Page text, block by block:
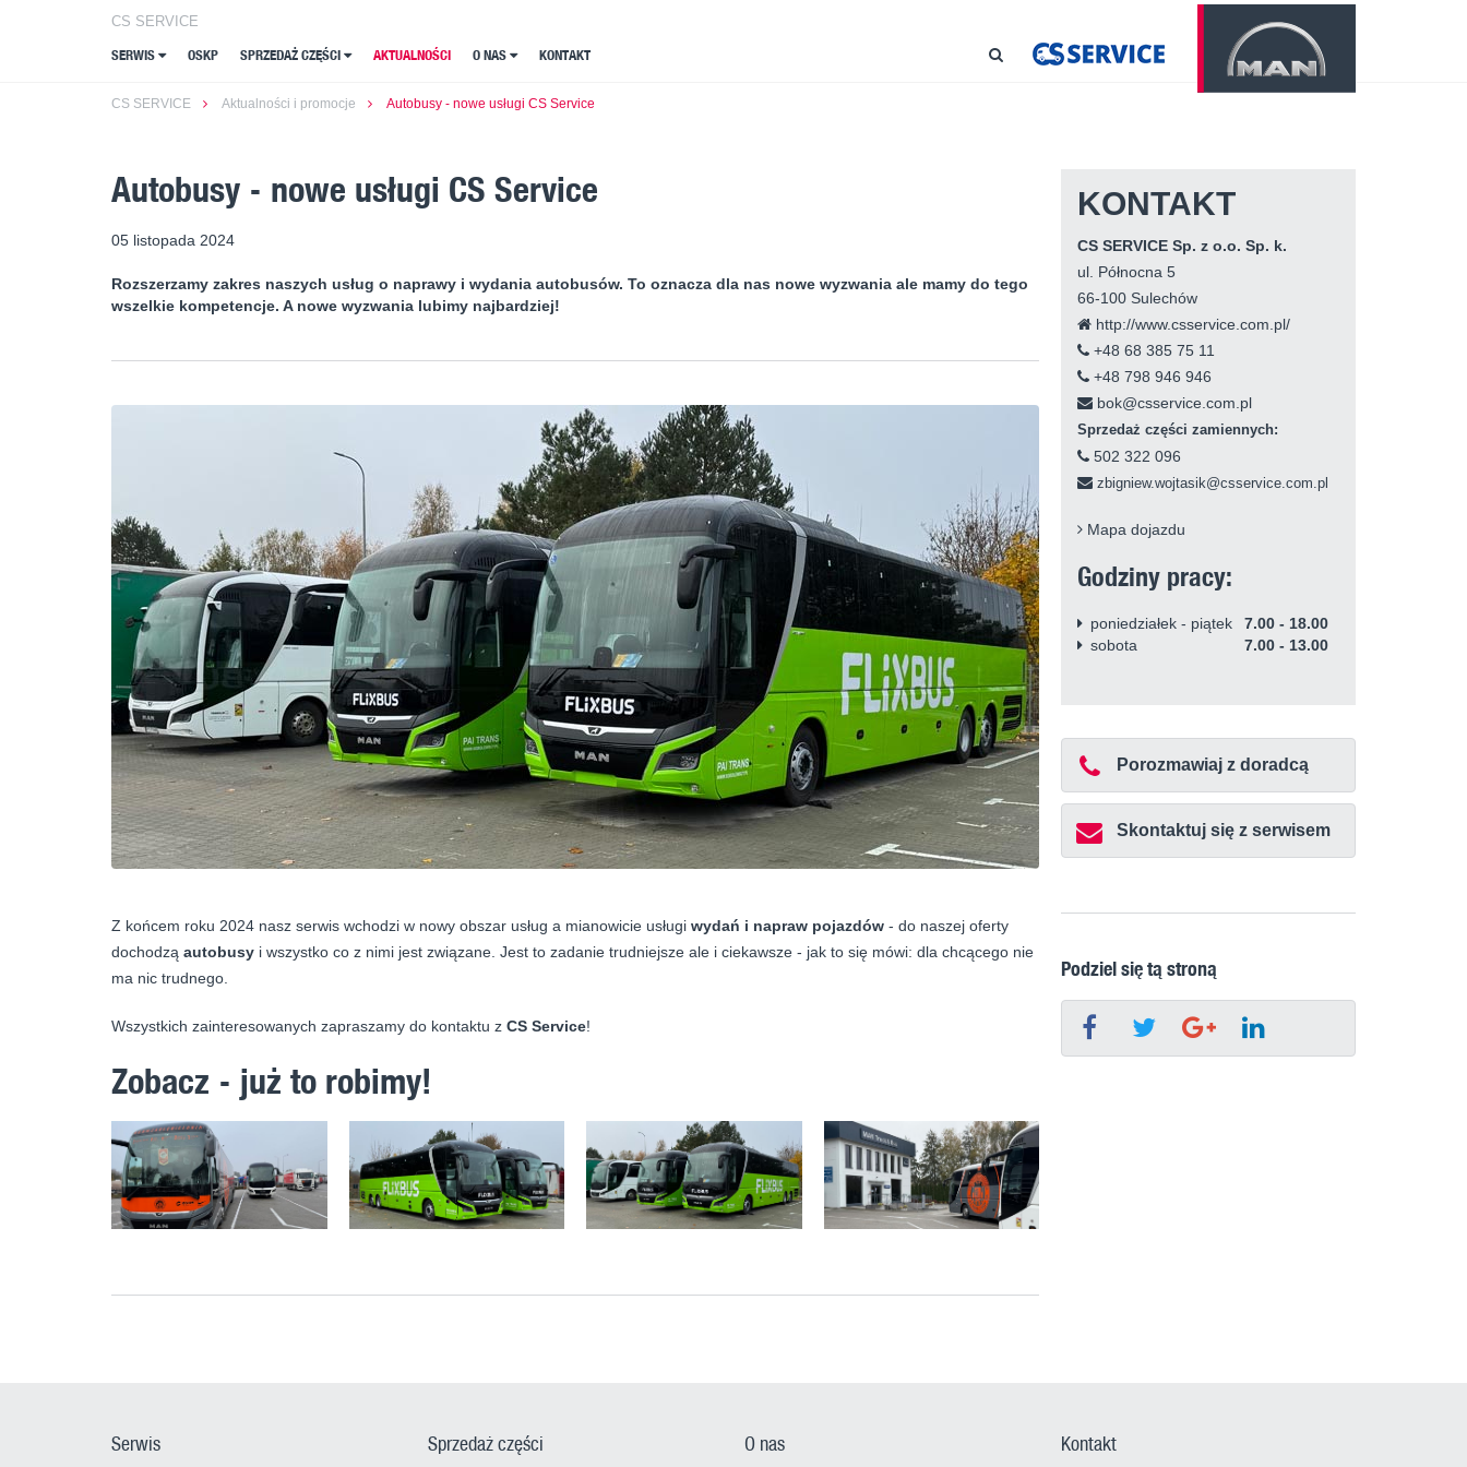
CS SERVICE
SERWIS OSKP SPRZEDAŻ CZĘŚCI AKTUALNOŚCI O NAS KONTAKT
CS SERVICE
SERWIS OSKP SPRZEDAŻ CZĘŚCI AKTUALNOŚCI O NAS KONTAKT
CS SERVICE Aktualności i promocje Autobusy - nowe usługi CS Service
Autobusy - nowe usługi CS Service
05 listopada 2024
Rozszerzamy zakres naszych usług o naprawy i wydania autobusów. To oznacza dla nas nowe wyzwania ale mamy do tego
wszelkie kompetencje. A nowe wyzwania lubimy najbardziej!
Z końcem roku 2024 nasz serwis wchodzi w nowy obszar usług a mianowicie usługi wydań i napraw pojazdów - do naszej oferty
dochodzą autobusy i wszystko co z nimi jest związane. Jest to zadanie trudniejsze ale i ciekawsze - jak to się mówi: dla chcącego nie
ma nic trudnego.
Wszystkich zainteresowanych zapraszamy do kontaktu z CS Service!
Zobacz - już to robimy!
KONTAKT
CS SERVICE Sp. z o.o. Sp. k.
ul. Północna 5
66-100 Sulechów
http://www.csservice.com.pl/
+48 68 385 75 11
+48 798 946 946
bok@csservice.com.pl
Sprzedaż części zamiennych:
502 322 096
zbigniew.wojtasik@csservice.com.pl
Mapa dojazdu
Godziny pracy:
poniedziałek - piątek
7.00 - 18.00
sobota
7.00 - 13.00
Porozmawiaj z doradcą
Skontaktuj się z serwisem
Podziel się tą stroną
Serwis Sprzedaż części O nas Kontakt